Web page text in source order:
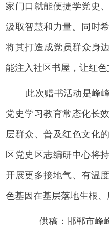
家门口就能便捷学党史
汲取智慧和力量。同时
将其打造成党员群众身
能注入社区书屋，让红色
此次赠书活动是峰
党史学习教育常态化长
层群众、普及红色文化
区党史区志编研中心将
开展更多接地气、有温
色基因在基层落地生根、
供稿：邯郸市峰